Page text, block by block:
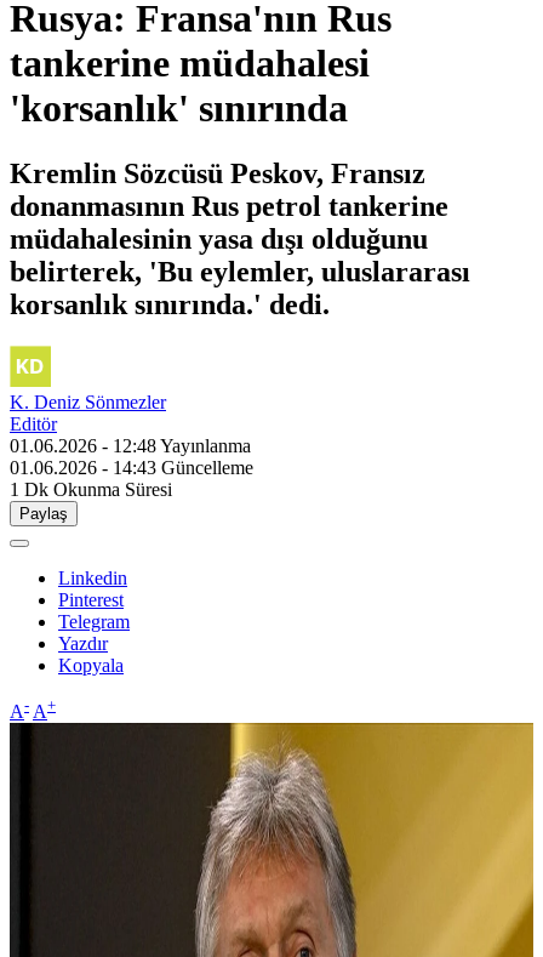
Rusya: Fransa'nın Rus
tankerine müdahalesi
'korsanlık' sınırında
Kremlin Sözcüsü Peskov, Fransız
donanmasının Rus petrol tankerine
müdahalesinin yasa dışı olduğunu
belirterek, 'Bu eylemler, uluslararası
korsanlık sınırında.' dedi.
K. Deniz Sönmezler
Editör
01.06.2026 - 12:48Yayınlanma
01.06.2026 - 14:43 Güncelleme
1 Dk Okunma Süresi
Paylaş
Linkedin
Pinterest
Telegram
Yazdır
Kopyala
A- A+